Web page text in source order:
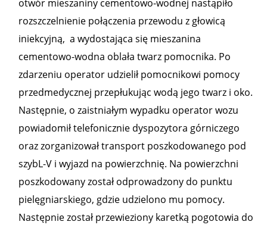
otwór mieszaniny cementowo-wodnej nastąpiło
rozszczelnienie połączenia przewodu z głowicą
iniekcyjną, a wydostająca się mieszanina
cementowo-wodna oblała twarz pomocnika. Po
zdarzeniu operator udzielił pomocnikowi pomocy
przedmedycznej przepłukując wodą jego twarz i oko.
Następnie, o zaistniałym wypadku operator wozu
powiadomił telefonicznie dyspozytora górniczego
oraz zorganizował transport poszkodowanego pod
szybL-V i wyjazd na powierzchnię. Na powierzchni
poszkodowany został odprowadzony do punktu
pielęgniarskiego, gdzie udzielono mu pomocy.
Następnie został przewieziony karetką pogotowia do